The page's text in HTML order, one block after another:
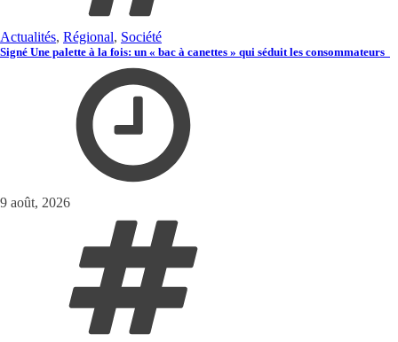
Actualités, Régional, Société
Signé Une palette à la fois: un « bac à canettes » qui séduit les consommateurs
9 août, 2026